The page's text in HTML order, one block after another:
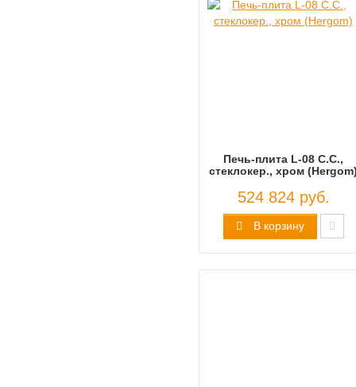
Печь-плита L-08 C.C.,
стеклокер., хром
524 824 руб.
В корзину